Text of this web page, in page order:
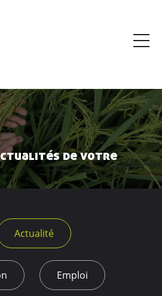
de votre
Actualité
Emploi